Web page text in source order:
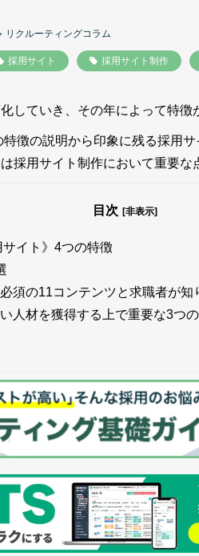
リクルーティングコラム
採用サイト 採用サイト制作
していき、その年によって特徴
徴の説明から印象に残る採用
採用サイト制作において重要な
目次 [非表示]
イト》4つの特徴
須の11コンテンツと求職者が知
人材を獲得する上で重要な3つ